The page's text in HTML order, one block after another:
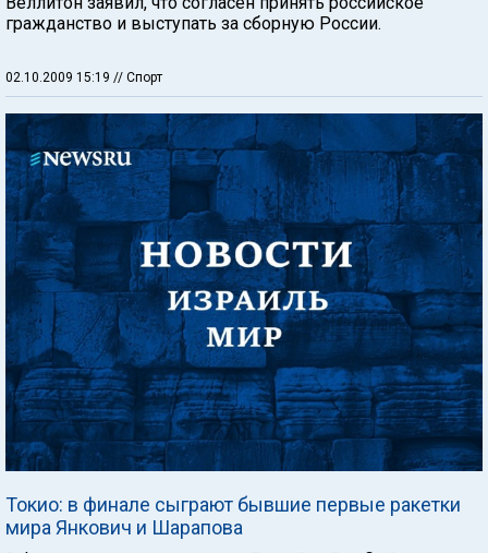
гражданство и выступать за сборную России.
02.10.2009 15:19 // Спорт
Токио: в финале сыграют бывшие первые ракетки
мира Янкович и Шарапова